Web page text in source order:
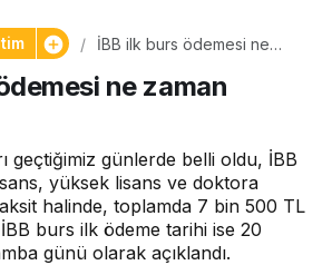
İBB ilk burs ödemesi ne
ne zaman
geçtiğimiz günlerde belli oldu, İBB
yüksek lisans ve doktora
halinde, toplamda 7 bin 500 TL
burs ilk ödeme tarihi ise 20
günü olarak açıklandı.